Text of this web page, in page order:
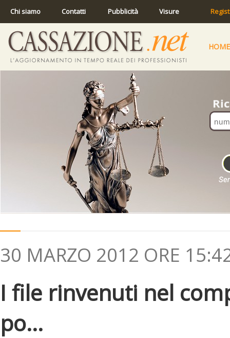
Chi siamo Contatti Pubblicità Visure
HOME
30 MARZO 2012 ORE
I file rinvenuti nel
po...